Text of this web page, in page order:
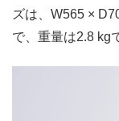
ズは、W565 ×
で、重量は2.8 kg